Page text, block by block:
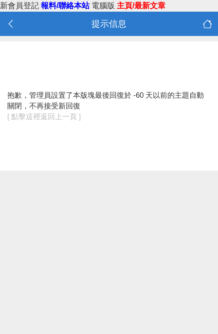
新會員登記 報料/聯絡本站 電腦版 主頁/最新文章
提示信息
抱歉，管理員設置了本版塊最後回復於 -60 天以前的主題自動
關閉，不再接受新回復
[ 點擊這裡返回上一頁 ]